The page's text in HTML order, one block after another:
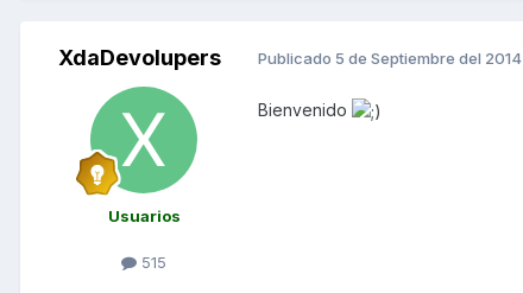
XdaDevolupers
Usuarios
515
Publicado 5 de Septiembre del 2014
Bienvenido